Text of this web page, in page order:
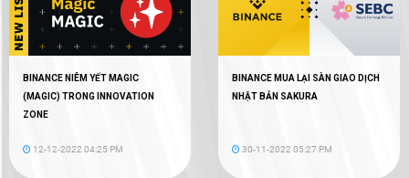
BINANCE NIÊM YẾT MAGIC
(MAGIC) TRONG INNOVATION
ZONE
12-12-2022 04:25 PM
BINANCE MUA LẠI SÀN GIAO DỊCH
NHẬT BẢN SAKURA
30-11-2022 05:27 PM